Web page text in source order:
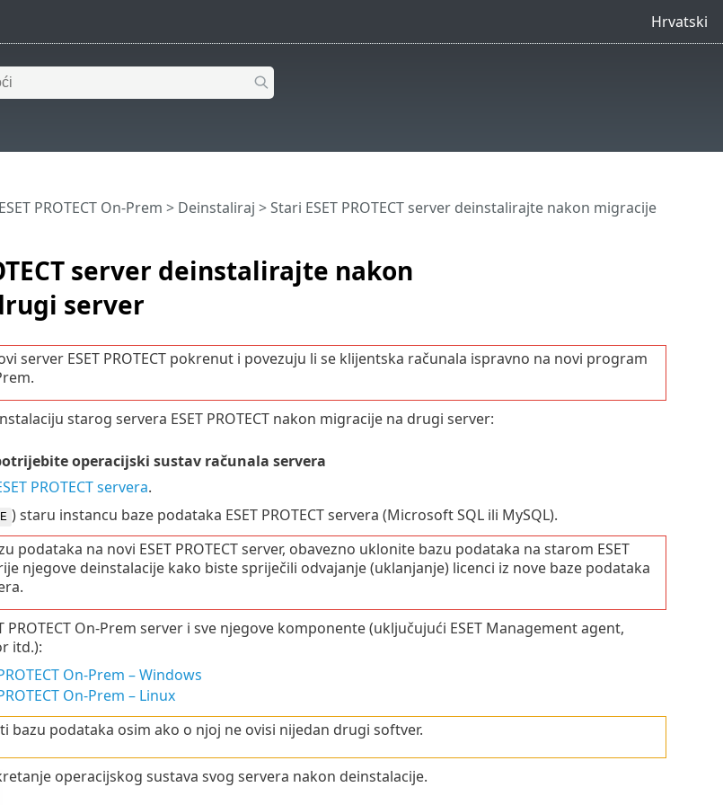
Hrvatski
server deinstalirajte nakon
server
ESET PROTECT On-Prem > Deinstaliraj > Stari ESET PROTECT server deinstalirajte nakon migracije
server ESET PROTECT pokrenut i povezuju li se klijentska računala ispravno na novi program
starog servera ESET PROTECT nakon migracije na drugi server:
operacijski sustav računala servera
PROTECT servera.
) staru instancu baze podataka ESET PROTECT servera (Microsoft SQL ili MySQL).
podataka na novi ESET PROTECT server, obavezno uklonite bazu podataka na starom ESET
njegove deinstalacije kako biste spriječili odvajanje (uklanjanje) licenci iz nove baze podataka
PROTECT On-Prem server i sve njegove komponente (uključujući ESET Management agent,
itd.):
On-Prem – Windows
On-Prem – Linux
bazu podataka osim ako o njoj ne ovisi nijedan drugi softver.
operacijskog sustava svog servera nakon deinstalacije.